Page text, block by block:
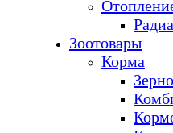
Зоотовары
Корма
Зерно